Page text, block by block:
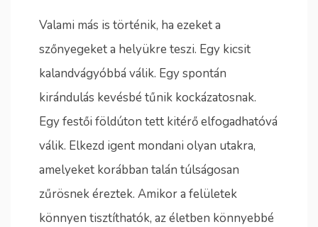
Valami más is történik, ha ezeket a
szőnyegeket a helyükre teszi. Egy kicsit
kalandvágyóbbá válik. Egy spontán
kirándulás kevésbé tűnik kockázatosnak.
Egy festői földúton tett kitérő elfogadhatóvá
válik. Elkezd igent mondani olyan utakra,
amelyeket korábban talán túlságosan
zűrösnek éreztek. Amikor a felületek
könnyen tisztíthatók, az életben könnyebbé